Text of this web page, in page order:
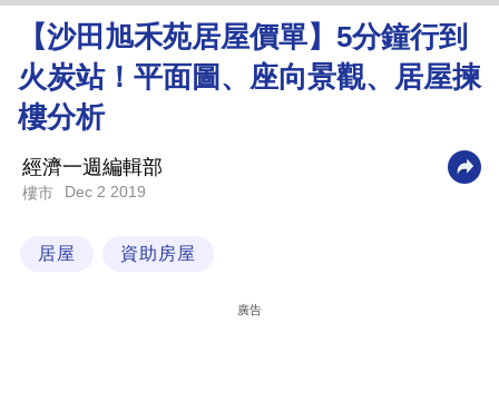
理
財
商
科
技
場
【沙田旭禾苑居屋價單】5分鐘行到
火炭站！平面圖、座向景觀、居屋揀
樓分析
經濟一週編輯部
樓市 Dec 2 2019
居屋 資助房屋
廣告